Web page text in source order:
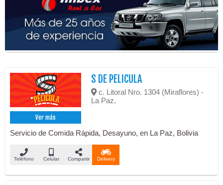
Ver más
S DE PELICULA
c. Litoral Nro. 1304 (Miraflores) -
La Paz,
Servicio de Comida Rápida, Desayuno, en La Paz, Bolivia
Teléfono Celular Compartir Delivery